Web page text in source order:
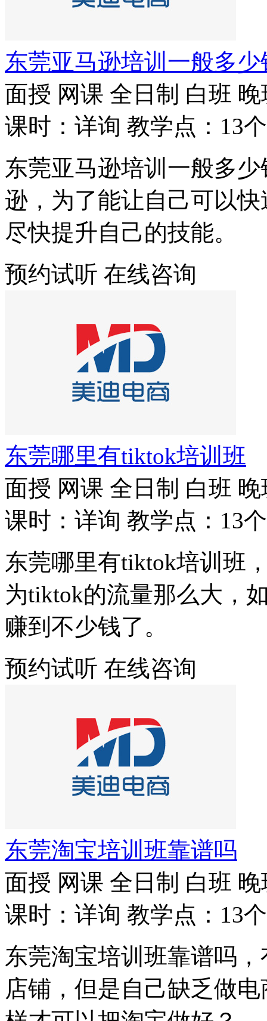
东莞亚马逊培训一般多少
面授 网课 全日制 白班 晚
课时：详询 教学点：13个
东莞亚马逊培训一般多
逊，为了能让自己可以
尽快提升自己的技能。
预约试听 在线咨询
东莞哪里有tiktok培训班
面授 网课 全日制 白班 晚
课时：详询 教学点：13个
东莞哪里有tiktok培训班
为tiktok的流量那么大，
赚到不少钱了。
预约试听 在线咨询
东莞淘宝培训班靠谱吗
面授 网课 全日制 白班 晚
课时：详询 教学点：13个
东莞淘宝培训班靠谱吗
店铺，但是自己缺乏做